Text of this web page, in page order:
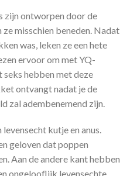
zijn ontworpen door de
misschien beneden. Nadat
was, leken ze een hete
ervoor om met YQ-
seks hebben met deze
ontvangt nadat je de
zal adembenemend zijn.
kutje en anus.
geloven dat poppen
Aan de andere kant hebben
ongelooflijk levensechte